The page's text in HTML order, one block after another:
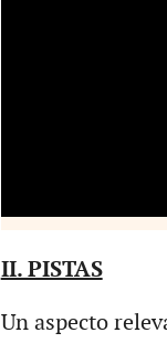
II. PISTAS
Un aspecto